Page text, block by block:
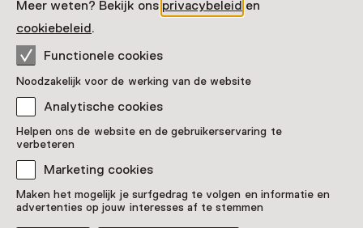
Meer weten? Bekijk ons privacybeleid en
cookiebeleid.
Functionele cookies
Noodzakelijk voor de werking van de website
Analytische cookies
Helpen ons de website en de gebruikerservaring te
verbeteren
Marketing cookies
Maken het mogelijk je surfgedrag te volgen en informatie en
advertenties op jouw interesses af te stemmen
Vaste collectie
Operatie Nachtwacht